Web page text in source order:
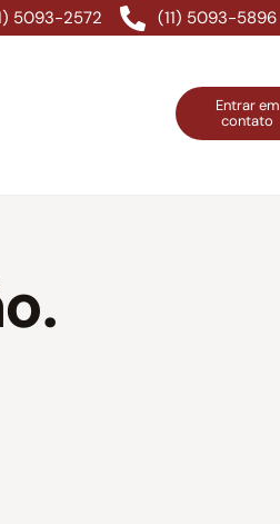
5093-2572 (11) 5093-5896
Entrar em
contato